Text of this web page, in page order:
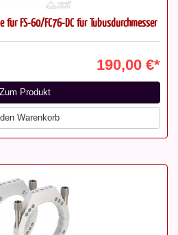
für FS-60/FC76-DC für Tubusdurchmesser
190,00 €*
Zum Produkt
den Warenkorb